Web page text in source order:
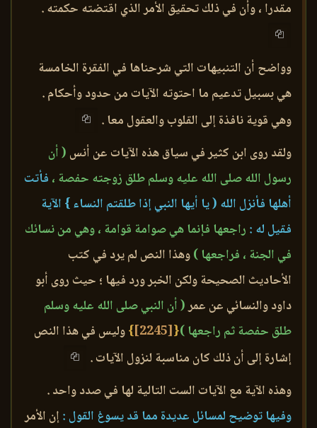
مقدرا ، وأن في ذلك تحقيق الأمر الذي اقتضته حكمته .
وواضح أن التنبيهات التي شرحناها في الفقرة الخامسة
هي بسبيل تدعيم ما احتوته الآيات من حدود وأحكام .
وهي قوية نافذة إلى القلوب والعقول معا .
ولقد روى ابن كثير في سياق هذه الآيات عن أنس ( أن
رسول الله صلى الله عليه وسلم طلق زوجته حفصة ، فأتت
أهلها فأنزل الله ( يا أيها النبي إذا طلقتم النساء } الآية
فقيل له : راجعها فإنما هي صوامة قوامة ، وهي من نسائك
في الجنة ، فراجعها )وهذا النص لم يرد في كتب
الأحاديث الصحيحة ولكن الخبر ورد فيها ؛ حيث روى أبو
داود والنسائي عن عمر( أن النبي صلى الله عليه وسلم
طلق حفصة ثم راجعها ){
[2245]
}وليس في هذا النص
إشارة إلى أن ذلك كان مناسبة لنزول الآيات .
وهذه الآية مع الآيات الست التالية لها في صدد واحد .
وفيها توضيح لمسائل عديدة مما قد يسوغ القول :إن الأمر